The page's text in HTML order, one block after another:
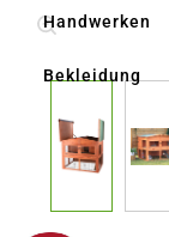
Handwerken
Bekleidung